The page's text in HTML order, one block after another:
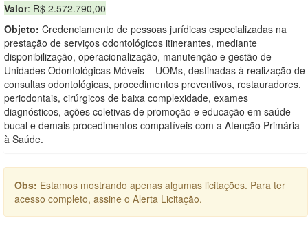
Valor: R$ 2.572.790,00
Objeto: Credenciamento de pessoas jurídicas especializadas na
prestação de serviços odontológicos itinerantes, mediante
disponibilização, operacionalização, manutenção e gestão de
Unidades Odontológicas Móveis – UOMs, destinadas à realização de
consultas odontológicas, procedimentos preventivos, restauradores,
periodontais, cirúrgicos de baixa complexidade, exames
diagnósticos, ações coletivas de promoção e educação em saúde
bucal e demais procedimentos compatíveis com a Atenção Primária
à Saúde.
Obs: Estamos mostrando apenas algumas licitações. Para ter
acesso completo, assine o Alerta Licitação.